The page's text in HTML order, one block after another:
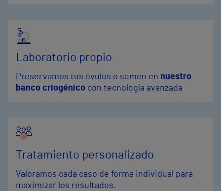
Laboratorio propio
Preservamos tus óvulos o semen en nuestro
banco criogénico con tecnología avanzada
Tratamiento personalizado
Valoramos cada caso de forma individual para
maximizar los resultados.